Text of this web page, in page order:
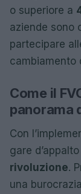
o superiore a
aziende sono
partecipare
cambiamento
Come il
panorama
Con
gare
rivoluzione.
una